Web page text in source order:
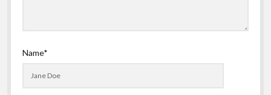
Name*